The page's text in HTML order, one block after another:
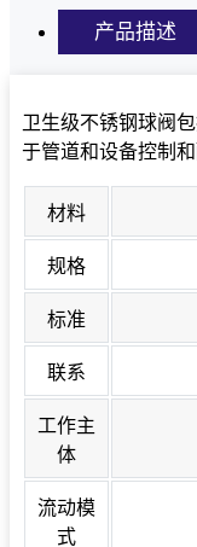
产品描述
卫生级不锈钢球阀
于管道和设备控制和
材料
规格
标准
联系
工作主
体
流动模
式